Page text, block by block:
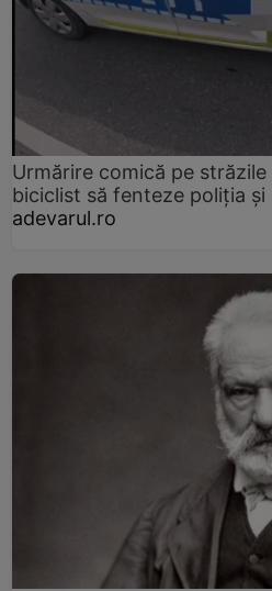
Urmărire comică pe
biciclist să fenteze poliția și
adevarul.ro